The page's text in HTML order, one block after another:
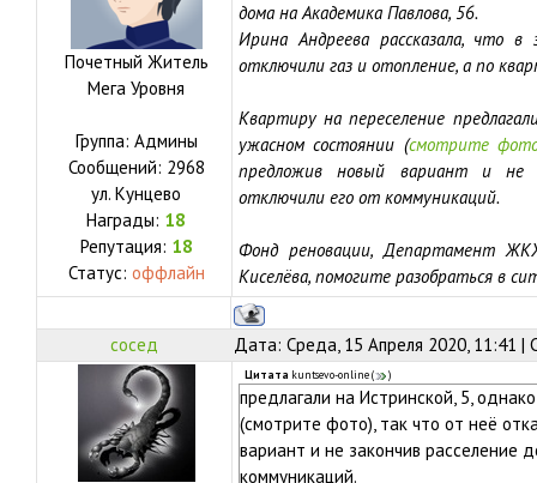
Почетный Житель
Мега Уровня
Группа: Админы
Сообщений: 2968
ул. Кунцево
Награды: 18
Репутация: 18
Статус: оффлайн
дома на Академика Павлова, 56.
Ирина Андреева рассказала, что
отключили газ и отопление, а по
Квартиру на переселение
ужасном состоянии (смотрите
предложив новый вариант и не
отключили его от коммуникаций.
Фонд реновации, Департамент
Киселёва, помогите разобраться в
сосед Дата: Среда, 15 Апреля 2020, 11:41 |
Цитата kuntsevo-online( )
предлагали на Истринской, 5,
(смотрите фото), так что от неё
вариант и не закончив расселение
коммуникаций.